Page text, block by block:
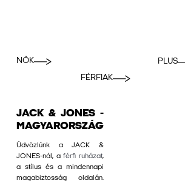
NŐK
FÉRFIAK
PLUS
JACK & JONES -
MAGYARORSZÁG
Üdvözlünk a JACK &
JONES-nál, aférfi ruházat,
a stílus és a mindennapi
magabiztosság oldalán.